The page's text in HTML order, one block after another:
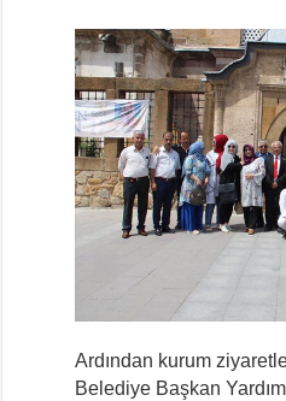
Ardından kurum
Belediye Başkan